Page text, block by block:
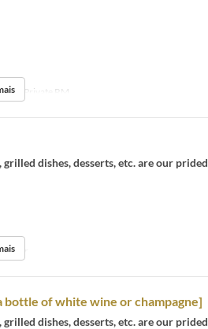
Private RM
dishes, desserts, etc. are our prided
of white wine or champagne]
dishes, desserts, etc. are our prided